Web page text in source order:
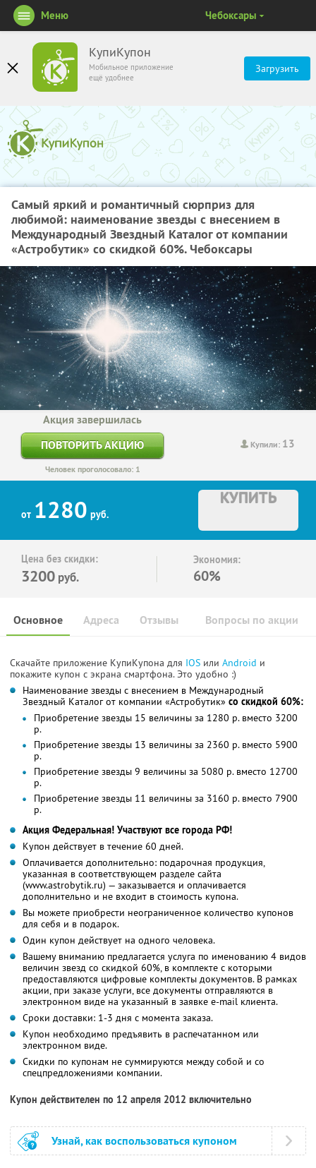
КупиКупон
Мобильное приложение
ещё удобнее
Загрузить
Меню Чебоксары
Самый яркий и романтичный сюрприз для
любимой: наименование звезды с внесением в
Международный Звездный Каталог от компании
«Астробутик» со скидкой 60%. Чебоксары
Купили: 13
Акция завершилась
ПОВТОРИТЬ АКЦИЮ
Человек проголосовало: 1
от 1280 руб.
КУПИТЬ
Цена без скидки:
3200 руб.
Экономия:
60%
Основное Отзывы Вопросы по акции
Адреса
Скачайте приложение КупиКупона для IOS или Android и
покажите купон с экрана смартфона. Это удобно :)
Наименование звезды с внесением в Международный
Звездный Каталог от компании «Астробутик» со скидкой 60%:
Приобретение звезды 15 величины за 1280 р. вместо 3200
р.
Приобретение звезды 13 величины за 2360 р. вместо 5900
р.
Приобретение звезды 9 величины за 5080 р. вместо 12700
р.
Приобретение звезды 11 величины за 3160 р. вместо 7900
р.
Акция Федеральная! Участвуют все города РФ!
Купон действует в течение 60 дней.
Оплачивается дополнительно: подарочная продукция,
указанная в соответствующем разделе сайта
(www.astrobytik.ru) — заказывается и оплачивается
дополнительно и не входит в стоимость купона.
Вы можете приобрести неограниченное количество купонов
для себя и в подарок.
Один купон действует на одного человека.
Вашему вниманию предлагается услуга по именованию 4 видов
величин звезд со скидкой 60%, в комплекте с которыми
предоставляются цифровые комплекты документов. В рамках
акции, при заказе услуги, все документы отправляются в
электронном виде на указанный в заявке e-mail клиента.
Сроки доставки: 1-3 дня с момента заказа.
Купон необходимо предъявить в распечатанном или
электронном виде.
Скидки по купонам не суммируются между собой и со
спецпредложениями компании.
Купон действителен по 12 апреля 2012 включительно
Узнай, как воспользоваться купоном